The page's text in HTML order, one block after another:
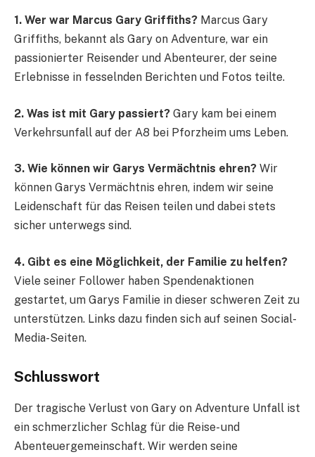
1. Wer war Marcus Gary Griffiths? Marcus Gary
Griffiths, bekannt als Gary on Adventure, war ein
passionierter Reisender und Abenteurer, der seine
Erlebnisse in fesselnden Berichten und Fotos teilte.
2. Was ist mit Gary passiert? Gary kam bei einem
Verkehrsunfall auf der A8 bei Pforzheim ums Leben.
3. Wie können wir Garys Vermächtnis ehren? Wir
können Garys Vermächtnis ehren, indem wir seine
Leidenschaft für das Reisen teilen und dabei stets
sicher unterwegs sind.
4. Gibt es eine Möglichkeit, der Familie zu helfen?
Viele seiner Follower haben Spendenaktionen
gestartet, um Garys Familie in dieser schweren Zeit zu
unterstützen. Links dazu finden sich auf seinen Social-
Media-Seiten.
Schlusswort
Der tragische Verlust von Gary on Adventure Unfall ist
ein schmerzlicher Schlag für die Reise- und
Abenteuergemeinschaft. Wir werden seine